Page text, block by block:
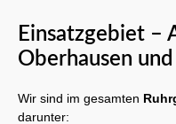
Einsatzgebiet –
Oberhausen
Wir sind im gesamten
darunter: